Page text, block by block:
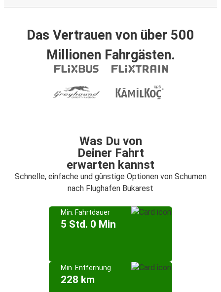
Das Vertrauen von über 500
Millionen Fahrgästen.
Was Du von
Deiner Fahrt
erwarten kannst
Schnelle, einfache und günstige Optionen von Schumen
nach Flughafen Bukarest
Min. Fahrtdauer
5 Std. 0 Min
Min. Entfernung
228 km